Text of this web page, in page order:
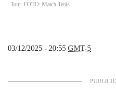
Tour. FOTO: Match Tenis
03/12/2025 - 20:55 GMT-5